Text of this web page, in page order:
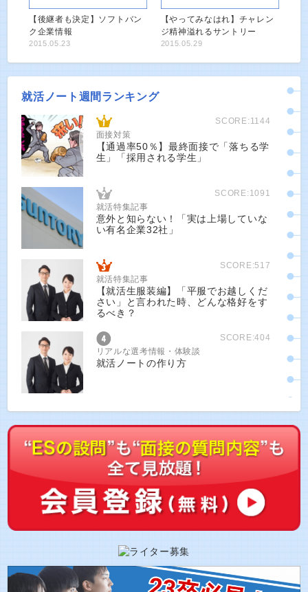
【後継者も決定】ソフトバン
ク企業情報
2015.05.23
【やってみなはれ】チャレン
ジ精神溢れるサントリー
2015.05.29
就活ノート週間ランキング
SCORE:1144
面接対策
【通過率50％】最終面接で「落ちる学
生」「採用される学生」
SCORE:1091
就活特集記事
意外と知らない！「実は上場していな
い有名企業32社」
SCORE:517
就活特集記事
【就活生服装編】「平服でお越しくだ
さい」と言われた時、どんな格好をす
るべき？
SCORE:404
リアルな選考情報・体験談
就活ノートの作り方